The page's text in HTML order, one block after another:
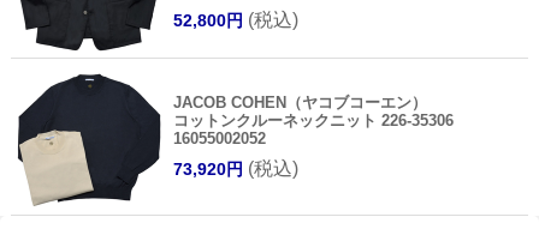
52,800円 (税込)
JACOB COHEN（ヤコブコーエン）
コットンクルーネックニット 226-35306
16055002052
73,920円 (税込)